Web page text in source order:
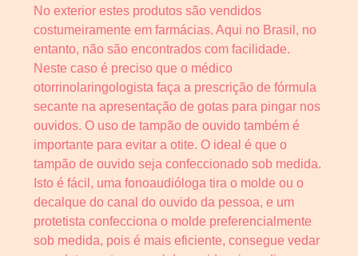
No exterior estes produtos são vendidos
costumeiramente em farmácias. Aqui no Brasil, no
entanto, não são encontrados com facilidade.
Neste caso é preciso que o médico
otorrinolaringologista faça a prescrição de fórmula
secante na apresentação de gotas para pingar nos
ouvidos. O uso de tampão de ouvido também é
importante para evitar a otite. O ideal é que o
tampão de ouvido seja confeccionado sob medida.
Isto é fácil, uma fonoaudióloga tira o molde ou o
decalque do canal do ouvido da pessoa, e um
protetista confecciona o molde preferencialmente
sob medida, pois é mais eficiente, consegue vedar